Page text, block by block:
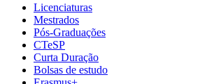
Licenciaturas
Mestrados
Pós-Graduações
CTeSP
Curta Duração
Bolsas de estudo